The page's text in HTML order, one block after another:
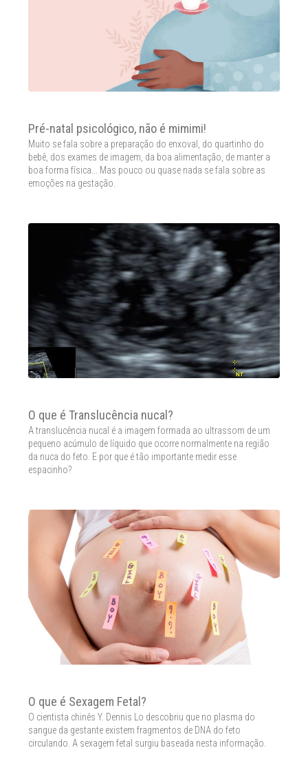
Pré-natal psicológico, não é mimimi!
Muito se fala sobre a preparação do enxoval, do quartinho do
bebê, dos exames de imagem, da boa alimentação, de manter a
boa forma física... Mas pouco ou quase nada se fala sobre as
emoções na gestação.
O que é Translucência nucal?
A translucência nucal é a imagem formada ao ultrassom de um
pequeno acúmulo de líquido que ocorre normalmente na região
da nuca do feto. E por que é tão importante medir esse
espacinho?
O que é Sexagem Fetal?
O cientista chinês Y. Dennis Lo descobriu que no plasma do
sangue da gestante existem fragmentos de DNA do feto
circulando. A sexagem fetal surgiu baseada nesta informação.